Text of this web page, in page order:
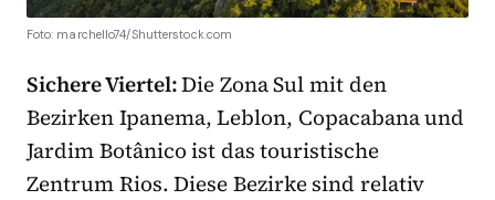
Foto: marchello74/Shutterstock.com
Sichere Viertel:Die Zona Sul mit den
Bezirken Ipanema, Leblon, Copacabana und
Jardim Botânico ist das touristische
Zentrum Rios. Diese Bezirke sind relativ